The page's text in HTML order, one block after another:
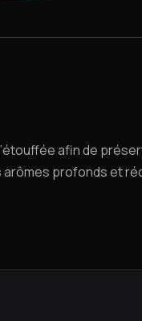
afin de
profonds et